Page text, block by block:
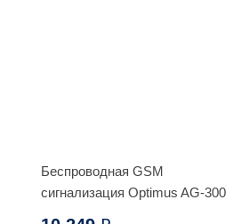
Беспроводная GSM
сигнализация Optimus AG-300